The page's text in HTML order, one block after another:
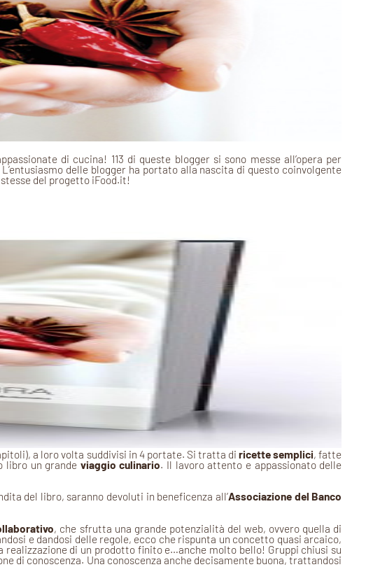
di cucina! 113 di queste blogger si sono messe all’opera per
delle blogger ha portato alla nascita di questo coinvolgente
stesse del progetto iFood.it!
a loro volta suddivisi in 4 portate. Si tratta diricette semplici, fatte
libro un grande viaggio culinario. Il lavoro attento e appassionato delle
del libro, saranno devoluti in beneficenza all’Associazione del Banco
, che sfrutta una grande potenzialità del web, ovvero quella di
e dandosi delle regole, ecco che rispunta un concetto quasi arcaico,
di un prodotto finito e…anche molto bello! Gruppi chiusi su
di conoscenza. Una conoscenza anche decisamente buona, trattandosi